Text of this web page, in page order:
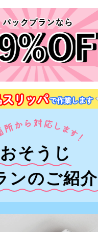
おそうじ
ンのご紹介